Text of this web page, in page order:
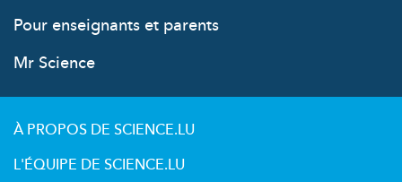
Pour enseignants et parents
Mr Science
À PROPOS DE SCIENCE.LU
L'ÉQUIPE DE SCIENCE.LU